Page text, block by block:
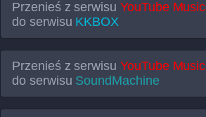
Przenieś z serwisu YouTube Music
do serwisu KKBOX
Przenieś z serwisu YouTube Music
do serwisu SoundMachine